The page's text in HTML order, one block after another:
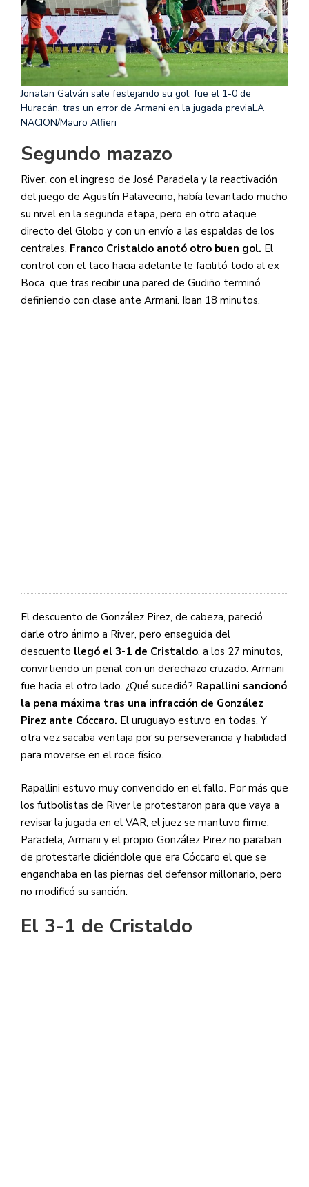
Jonatan Galván sale festejando su gol: fue el 1-0 de
Huracán, tras un error de Armani en la jugada previaLA
NACION/Mauro Alfieri
Segundo mazazo
River, con el ingreso de José Paradela y la reactivación
del juego de Agustín Palavecino, había levantado mucho
su nivel en la segunda etapa, pero en otro ataque
directo del Globo y con un envío a las espaldas de los
centrales, Franco Cristaldo anotó otro buen gol. El
control con el taco hacia adelante le facilitó todo al ex
Boca, que tras recibir una pared de Gudiño terminó
definiendo con clase ante Armani. Iban 18 minutos.
El descuento de González Pirez, de cabeza, pareció
darle otro ánimo a River, pero enseguida del
descuento llegó el 3-1 de Cristaldo, a los 27 minutos,
convirtiendo un penal con un derechazo cruzado. Armani
fue hacia el otro lado. ¿Qué sucedió? Rapallini sancionó
la pena máxima tras una infracción de González
Pirez ante Cóccaro. El uruguayo estuvo en todas. Y
otra vez sacaba ventaja por su perseverancia y habilidad
para moverse en el roce físico.
Rapallini estuvo muy convencido en el fallo. Por más que
los futbolistas de River le protestaron para que vaya a
revisar la jugada en el VAR, el juez se mantuvo firme.
Paradela, Armani y el propio González Pirez no paraban
de protestarle diciéndole que era Cóccaro el que se
enganchaba en las piernas del defensor millonario, pero
no modificó su sanción.
El 3-1 de Cristaldo